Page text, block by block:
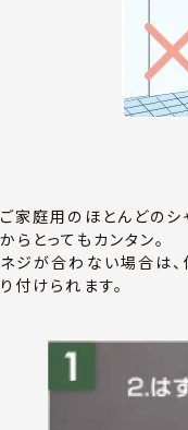
ご家庭用のほとんどのシ
からとってもカンタン。
ネジが合わない場合は、
り付けられます。